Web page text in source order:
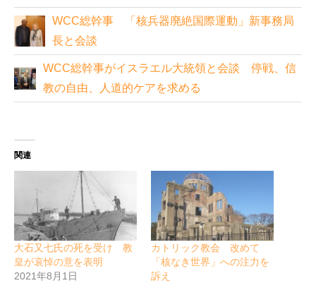
WCC総幹事 「核兵器廃絶国際運動」新事務局
長と会談
WCC総幹事がイスラエル大統領と会談 停戦、信
教の自由、人道的ケアを求める
関連
大石又七氏の死を受け 教
皇が哀悼の意を表明
2021年8月1日
カトリック教会 改めて
「核なき世界」への注力を
訴え